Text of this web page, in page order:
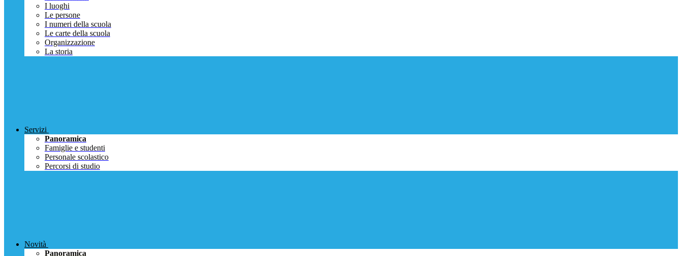
I luoghi
Le persone
I numeri della scuola
Le carte della scuola
Organizzazione
La storia
Servizi
Panoramica
Famiglie e studenti
Personale scolastico
Percorsi di studio
Novità
Panoramica